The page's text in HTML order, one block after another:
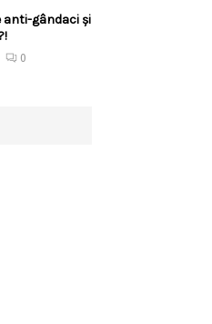
anti-gândaci și
0